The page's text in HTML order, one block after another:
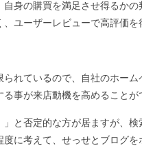
自身の購買を満足させ得るか
ユーザーレビューで高評価
れているので、自社のホー
事が来店動機を高めることが
」と否定的な方が居ますが、
に考えて、せっせとブログを